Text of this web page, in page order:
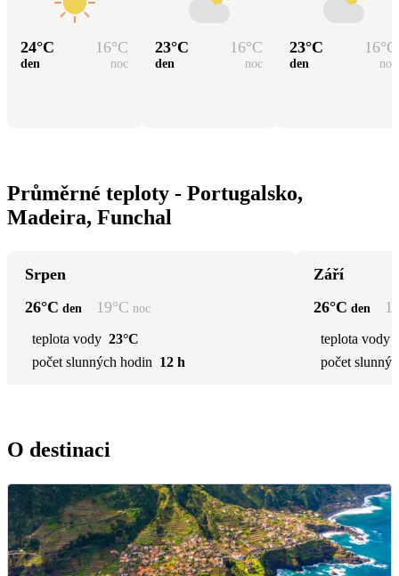
24°C 16°C
den noc
23°C 16°C
den noc
23°C 16°C
den noc
Průměrné teploty - Portugalsko,
Madeira, Funchal
Srpen
26°C den 19°C noc
teplota vody 23°C
počet slunných hodin 12 h
Září
26°C den
teplota vody
počet
O destinaci